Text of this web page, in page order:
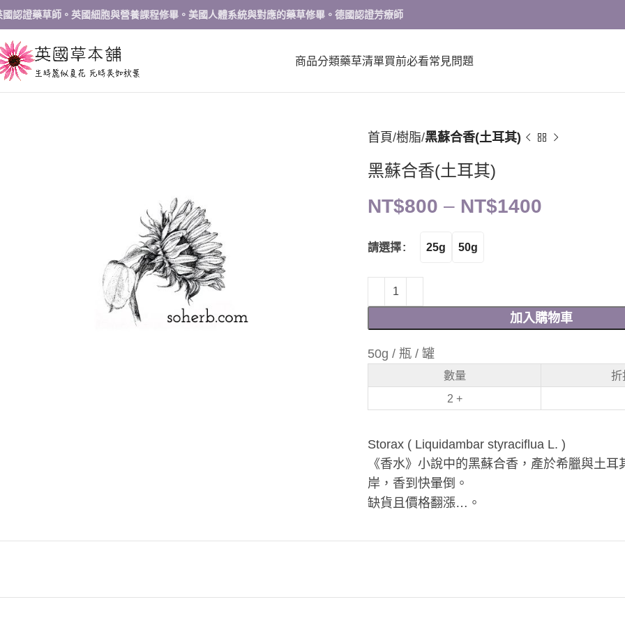
國認證藥草師。英國細胞與營養課程修畢。美國人體系統與對應的藥草修畢。德國認證芳療師
商品分類藥草清單買前必看常見問題
首頁 樹脂 黑蘇合香(土耳其)
黑蘇合香(土耳其)
NT$800 – NT$1400
請選擇 25g 50g
加入購物車
50g / 瓶 / 罐
數量
折
2 +
Storax ( Liquidambar styraciflua L. )
《香水》小說中的黑蘇合香，產於希臘與土耳
岸，香到快暈倒。
缺貨且價格翻漲…。